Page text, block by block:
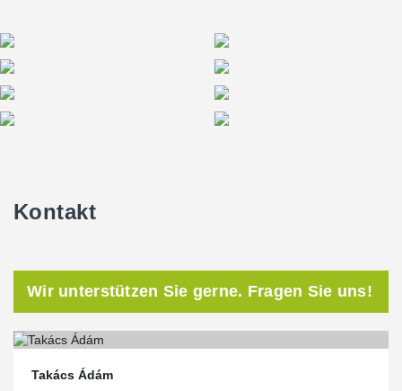
Kontakt
Wir unterstützen Sie gerne. Fragen Sie uns!
Takács Ádám